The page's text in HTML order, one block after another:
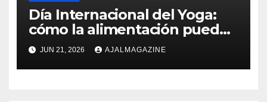
Día Internacional del Yoga:
cómo la alimentación puede
influir en la energía, la
concentración y la
recuperación
JUN 21, 2026 AJALMAGAZINE